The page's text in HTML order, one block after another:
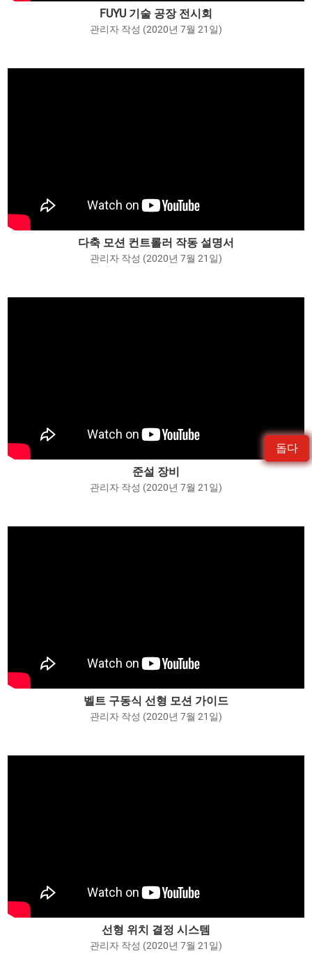
돕다
FUYU 기술 공장 전시회
관리자 작성 (2020년 7월 21일)
다축 모션 컨트롤러 작동 설명서
관리자 작성 (2020년 7월 21일)
준설 장비
관리자 작성 (2020년 7월 21일)
벨트 구동식 선형 모션 가이드
관리자 작성 (2020년 7월 21일)
선형 위치 결정 시스템
관리자 작성 (2020년 7월 21일)